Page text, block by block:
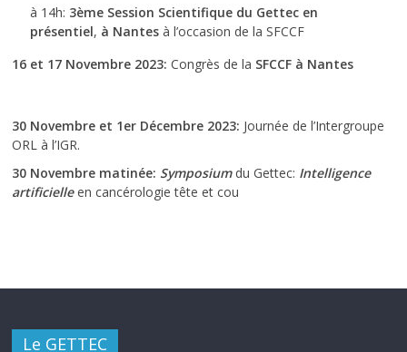
à 14h: 3ème Session Scientifique du Gettec en
présentiel, à Nantes à l’occasion de la SFCCF
16 et 17 Novembre 2023: Congrès de la SFCCF à Nantes
30 Novembre et 1er Décembre 2023: Journée de l’Intergroupe
ORL à l’IGR.
30 Novembre matinée: Symposiumdu Gettec: Intelligence
artificielleen cancérologie tête et cou
Le GETTEC